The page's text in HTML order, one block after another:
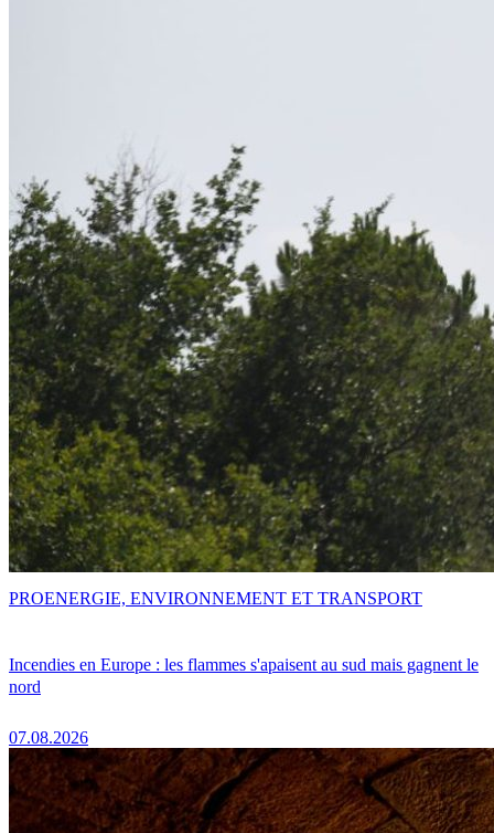
Incendies en Europe : les flammes s'apaisent au sud mais gagnent le
nord
07.08.2026
PROENERGIE, ENVIRONNEMENT ET TRANSPORT